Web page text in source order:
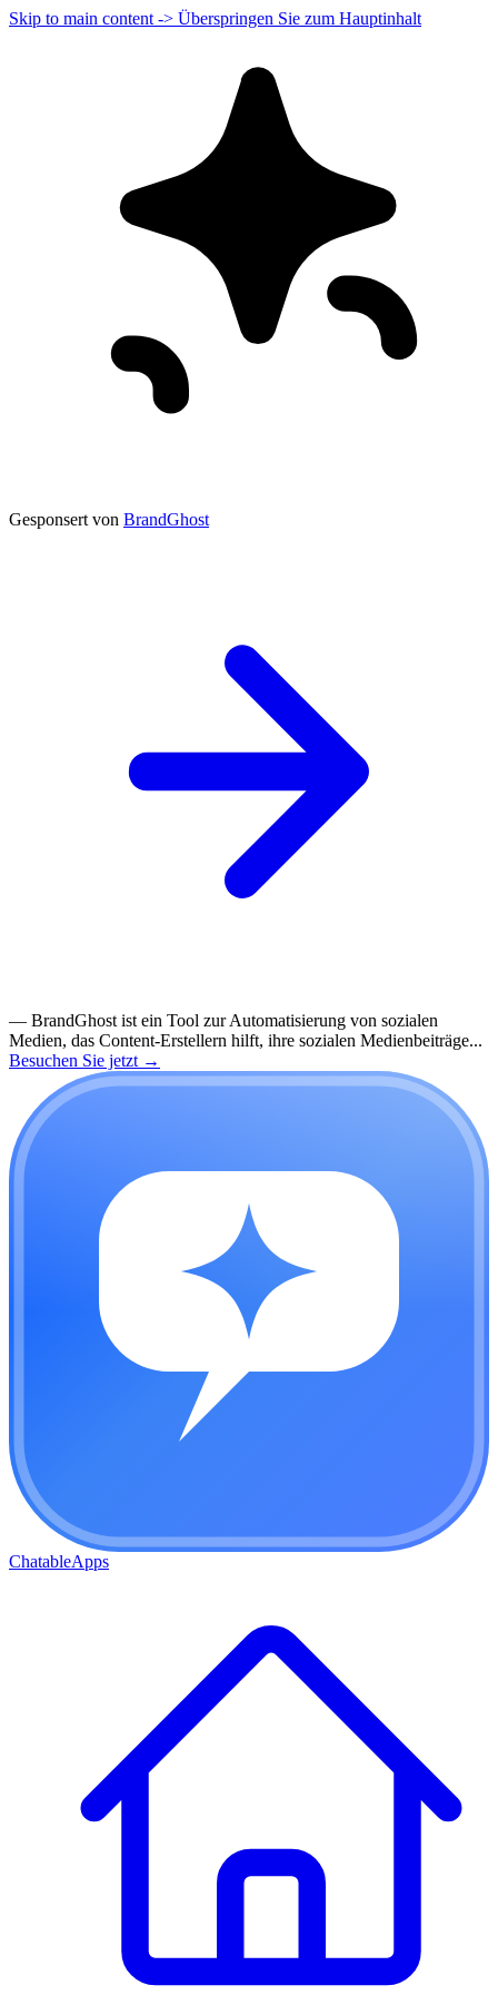
Skip to main content -> Überspringen Sie zum Hauptinhalt
Gesponsert von BrandGhost
— BrandGhost ist ein Tool zur Automatisierung von sozialen
Medien, das Content-Erstellern hilft, ihre sozialen Medienbeiträge...
Besuchen Sie jetzt →
ChatableApps